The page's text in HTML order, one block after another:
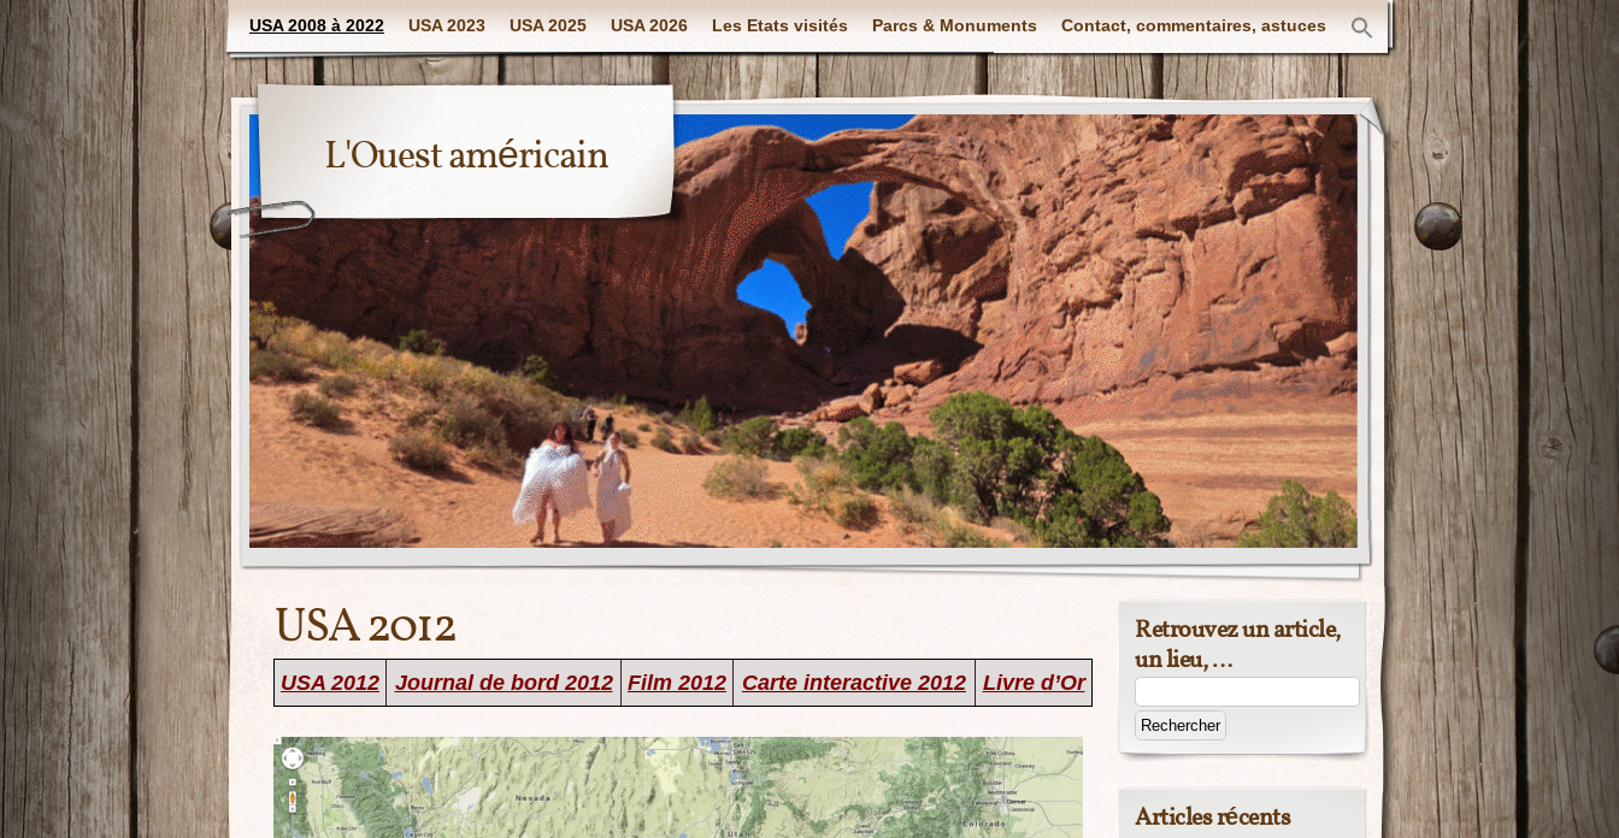
USA 2008 à 2022 USA 2023 USA 2025 USA 2026 Les Etats visités Parcs & Monuments Contact, commentaires, astuces
L'Ouest américain
USA 2012
USA 2012 Journal de bord 2012 Film 2012 Carte interactive 2012 Livre d’Or
Retrouvez un article,
un lieu, …
Articles récents